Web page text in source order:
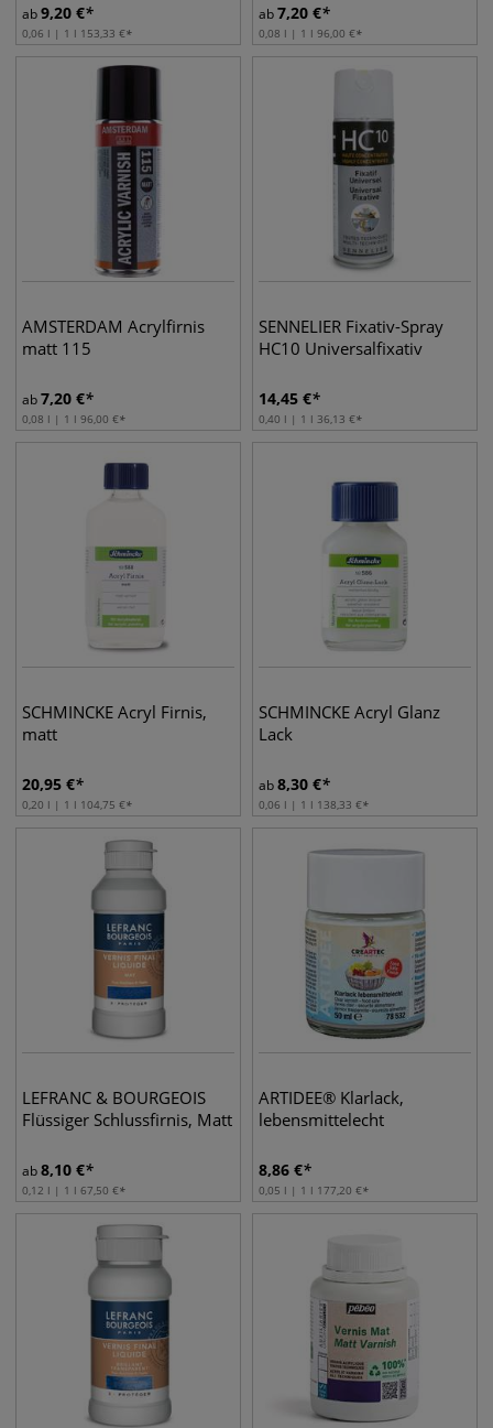
ab9,20 €
0,06 l | 1 l 153,33 €
ab7,20 €
0,08 l | 1 l 96,00 €
AMSTERDAM Acrylfirnis
matt 115
ab7,20 €
0,08 l | 1 l 96,00 €
SENNELIER Fixativ-Spray
HC10 Universalfixativ
14,45 €
0,40 l | 1 l 36,13 €
SCHMINCKE Acryl Firnis,
matt
20,95 €
0,20 l | 1 l 104,75 €
SCHMINCKE Acryl Glanz
Lack
ab8,30 €
0,06 l | 1 l 138,33 €
LEFRANC & BOURGEOIS
Flüssiger Schlussfirnis, Matt
ab8,10 €
0,12 l | 1 l 67,50 €
ARTIDEE® Klarlack,
lebensmittelecht
8,86 €
0,05 l | 1 l 177,20 €